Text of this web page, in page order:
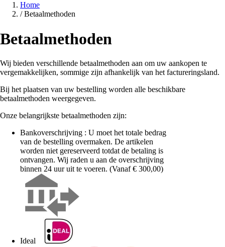
Home
/ Betaalmethoden
Betaalmethoden
Wij bieden verschillende betaalmethoden aan om uw aankopen te
vergemakkelijken, sommige zijn afhankelijk van het factureringsland.
Bij het plaatsen van uw bestelling worden alle beschikbare
betaalmethoden weergegeven.
Onze belangrijkste betaalmethoden zijn:
Bankoverschrijving : U moet het totale bedrag
van de bestelling overmaken. De artikelen
worden niet gereserveerd totdat de betaling is
ontvangen. Wij raden u aan de overschrijving
binnen 24 uur uit te voeren. (Vanaf € 300,00)
Ideal